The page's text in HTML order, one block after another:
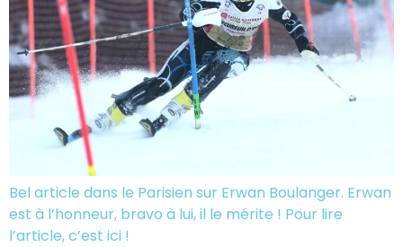
Bel article dans le Parisien sur Erwan Boulanger. Erwan
est à l’honneur, bravo à lui, il le mérite ! Pour lire
l’article, c’est ici !